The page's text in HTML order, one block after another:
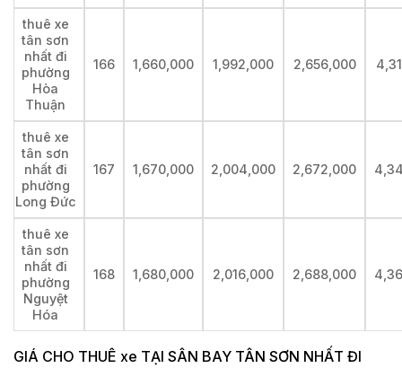
thuê xe
tân sơn
nhất đi
phường
Hòa
Thuận
166 1,660,000 1,992,000 2,656,000
thuê xe
tân sơn
nhất đi
phường
Long Đức
167 1,670,000 2,004,000 2,672,000
thuê xe
tân sơn
nhất đi
phường
Nguyệt
Hóa
168 1,680,000 2,016,000 2,688,000
GIÁ CHO THUÊ xe TẠI SÂN BAY TÂN SƠN NHẤT ĐI